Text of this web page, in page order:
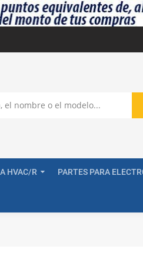
HVAC/R PARTES PARA
Parts CON-243-110 Capacitor de